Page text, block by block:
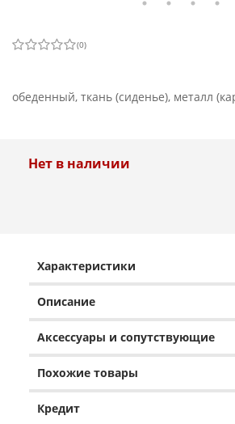
(0)
обеденный, ткань (сиденье), металл
Нет в наличии
Характеристики
Описание
Аксессуары и сопутствующие
Похожие товары
Кредит